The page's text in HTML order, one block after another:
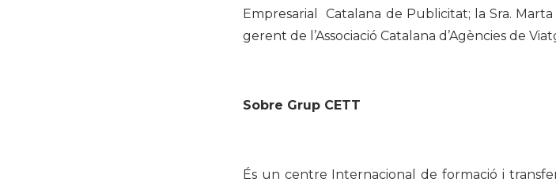
Empresarial Catalana de Publicitat; la Sra.
gerent de l’Associació Catalana d’Agències de
Sobre Grup CETT
És un centre Internacional de formació i